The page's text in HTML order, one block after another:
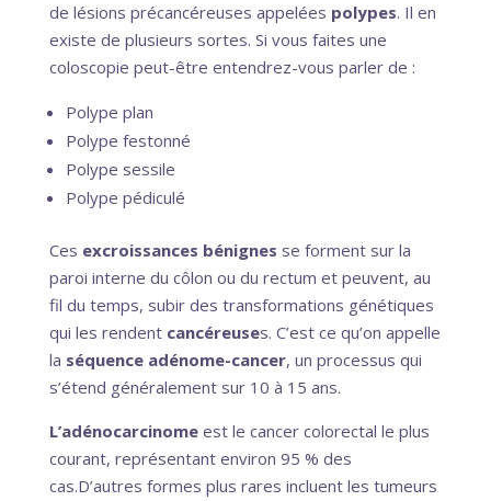
de lésions précancéreuses appelées polypes. Il en
existe de plusieurs sortes. Si vous faites une
coloscopie peut-être entendrez-vous parler de :
Polype plan
Polype festonné
Polype sessile
Polype pédiculé
Ces excroissances bénignes se forment sur la
paroi interne du côlon ou du rectum et peuvent, au
fil du temps, subir des transformations génétiques
qui les rendent cancéreuses. C’est ce qu’on appelle
la séquence adénome-cancer, un processus qui
s’étend généralement sur 10 à 15 ans.
L’adénocarcinome est le cancer colorectal le plus
courant, représentant environ 95 % des
cas.D’autres formes plus rares incluent les tumeurs